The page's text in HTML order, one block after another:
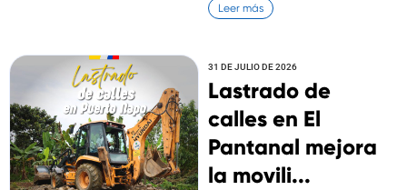
Leer más
31 DE JULIO DE 2026
Lastrado de
calles en El
Pantanal mejora
la movili...